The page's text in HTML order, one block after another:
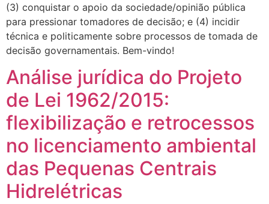
(3) conquistar o apoio da sociedade/opinião pública
para pressionar tomadores de decisão; e (4) incidir
técnica e politicamente sobre processos de tomada de
decisão governamentais. Bem-vindo!
Análise jurídica do Projeto
de Lei 1962/2015:
flexibilização e retrocessos
no licenciamento ambiental
das Pequenas Centrais
Hidrelétricas